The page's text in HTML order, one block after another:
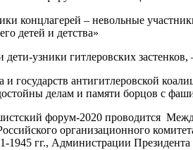
концлагерей – невольные
детей и детства»
узники гитлеровских
государств антигитлеровской
делам и памяти борцов с
форум-2020 проводится
организационного
1945 гг., Администрации